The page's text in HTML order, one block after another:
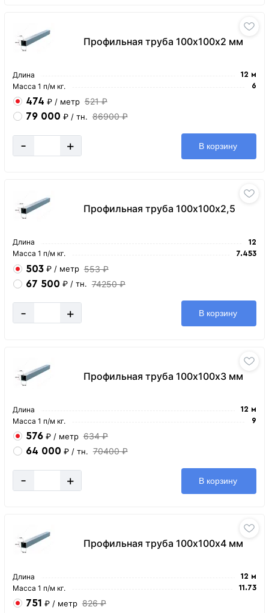
Профильная труба 100х100х2 мм
Длина 12 м
Масса 1 п/м кг. 6
474 ₽ / метр 521 ₽
79 000 ₽ / тн. 86900 ₽
- + В корзину
Профильная труба 100х100х2,5
Длина 12
Масса 1 п/м кг. 7.453
503 ₽ / метр 553 ₽
67 500 ₽ / тн. 74250 ₽
- + В корзину
Профильная труба 100х100х3 мм
Длина 12 м
Масса 1 п/м кг. 9
576 ₽ / метр 634 ₽
64 000 ₽ / тн. 70400 ₽
- + В корзину
Профильная труба 100х100х4 мм
Длина 12 м
Масса 1 п/м кг. 11.73
751 ₽ / метр 826 ₽